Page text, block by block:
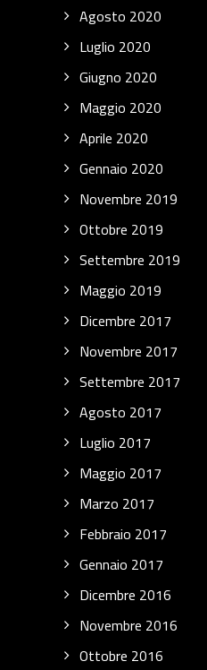
Agosto 2020
Luglio 2020
Giugno 2020
Maggio 2020
Aprile 2020
Gennaio 2020
Novembre 2019
Ottobre 2019
Settembre 2019
Maggio 2019
Dicembre 2017
Novembre 2017
Settembre 2017
Agosto 2017
Luglio 2017
Maggio 2017
Marzo 2017
Febbraio 2017
Gennaio 2017
Dicembre 2016
Novembre 2016
Ottobre 2016